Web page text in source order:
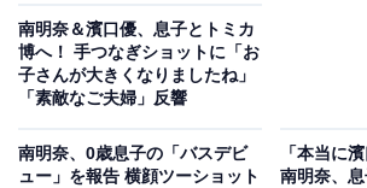
南明奈＆濱口優、息子とトミカ
博へ！ 手つなぎショットに「お
子さんが大きくなりましたね」
「素敵なご夫婦」反響
南明奈、0歳息子の「バスデビ
ュー」を報告 横顔ツーショット
「本当に
南明奈、